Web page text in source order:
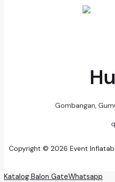
Gombangan,
Copyright © 2026 Event
Katalog Balon GateWhatsapp